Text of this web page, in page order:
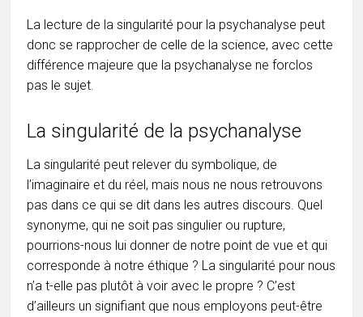
La lecture de la singularité pour la psychanalyse peut
donc se rapprocher de celle de la science, avec cette
différence majeure que la psychanalyse ne forclos
pas le sujet.
La singularité de la psychanalyse
La singularité peut relever du symbolique, de
l’imaginaire et du réel, mais nous ne nous retrouvons
pas dans ce qui se dit dans les autres discours. Quel
synonyme, qui ne soit pas singulier ou rupture,
pourrions-nous lui donner de notre point de vue et qui
corresponde à notre éthique ? La singularité pour nous
n’a t-elle pas plutôt à voir avec le propre ? C’est
d’ailleurs un signifiant que nous employons peut-être